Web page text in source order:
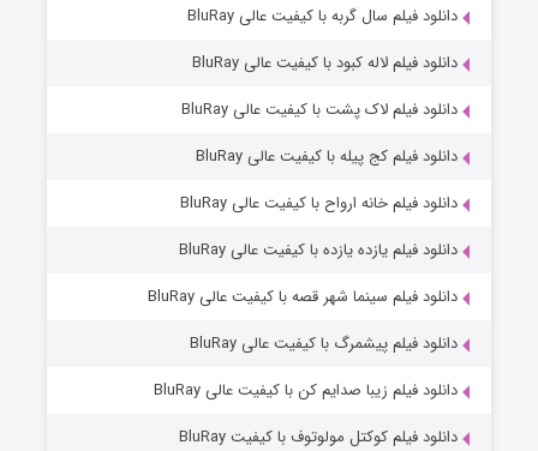
قسمت۶ (زیرنویس) منتشر شد دانلود فیلم سال گربه با کیفیت عالی BluRay
دانلود فیلم لاله کبود با کیفیت عالی BluRay
دانلود فیلم لاک پشت با کیفیت عالی BluRay
دانلود فیلم کج‌ پیله با کیفیت عالی BluRay
دانلود فیلم خانه ارواح با کیفیت عالی BluRay
دانلود فیلم یازده یازده با کیفیت عالی BluRay
دانلود فیلم سینما شهر قصه با کیفیت عالی BluRay
دانلود فیلم پیشمرگ با کیفیت عالی BluRay
دانلود فیلم زیبا صدایم کن با کیفیت عالی BluRay
دانلود فیلم کوکتل مولوتوف با کیفیت BluRay